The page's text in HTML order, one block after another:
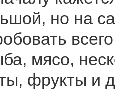
но на
мясо,
фрукты и